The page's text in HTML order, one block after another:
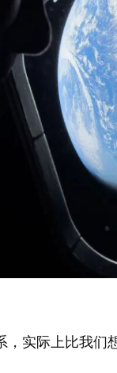
实际上比我们